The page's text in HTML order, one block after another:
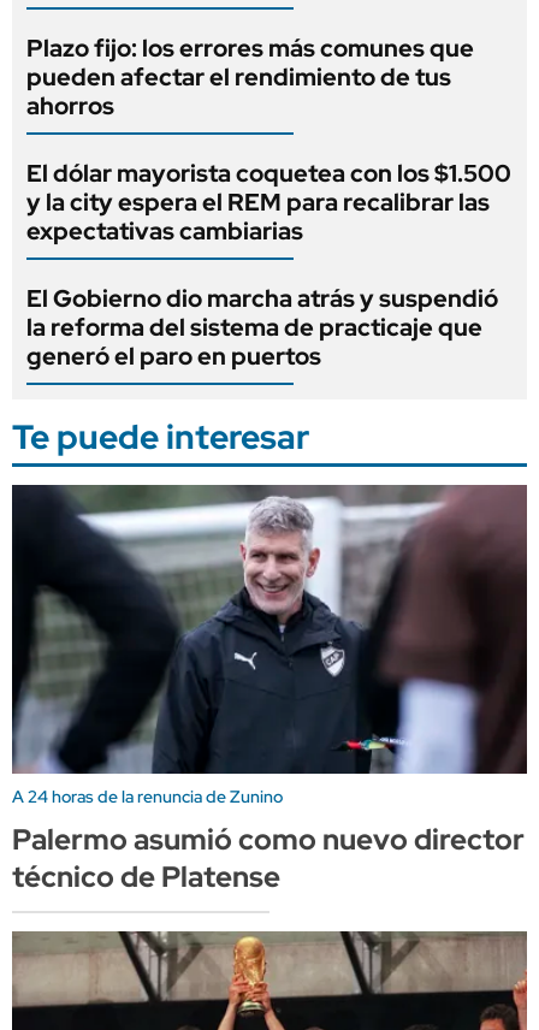
Plazo fijo: los errores más comunes que
pueden afectar el rendimiento de tus
ahorros
El dólar mayorista coquetea con los $1.500
y la city espera el REM para recalibrar las
expectativas cambiarias
El Gobierno dio marcha atrás y suspendió
la reforma del sistema de practicaje que
generó el paro en puertos
Te puede interesar
A 24 horas de la renuncia de Zunino
Palermo asumió como nuevo director
técnico de Platense